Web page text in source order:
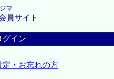
マ
員サイト
グイン
・お忘れの方